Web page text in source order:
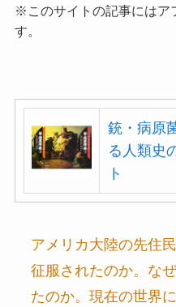
※このサイトの記事にはア
す。
銃・病原
る人類史
ト
アメリカ大陸の先住
征服されたのか。な
たのか。現在の世界